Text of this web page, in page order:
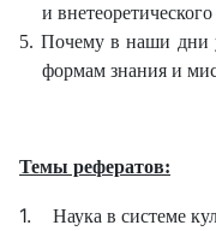
и
5. Почему в наши дни
формам знания и
Темы рефератов:
1. Наука в системе